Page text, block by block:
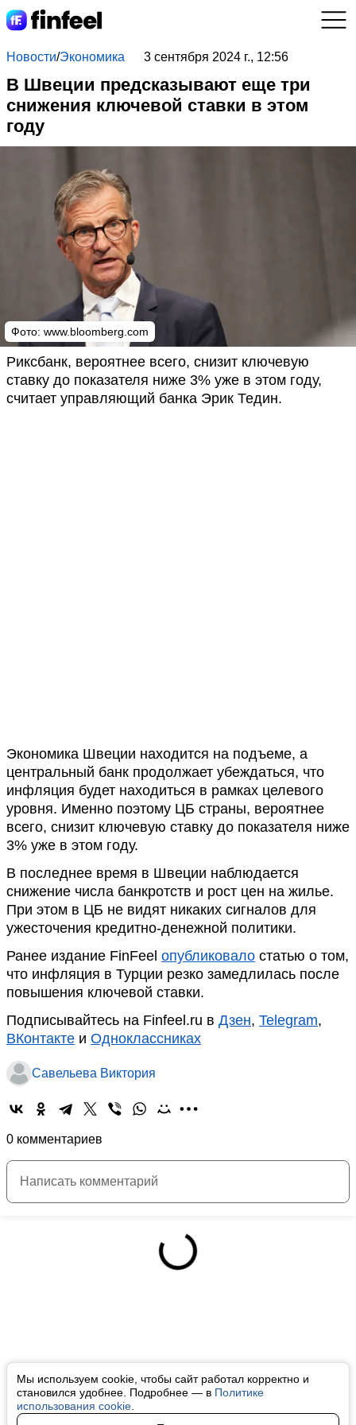
Мы используем cookie, чтобы сайт работал корректно и
становился удобнее. Подробнее — в Политике
использования cookie
Новости/Экономика 3 сентября 2024 г., 12:56
В Швеции предсказывают еще три
снижения ключевой ставки в этом
году
Фото: www.bloomberg.com
Риксбанк, вероятнее всего, снизит ключевую
ставку до показателя ниже 3% уже в этом году,
считает управляющий банка Эрик Тедин.
Экономика Швеции находится на подъеме, а
центральный банк продолжает убеждаться, что
инфляция будет находиться в рамках целевого
уровня. Именно поэтому ЦБ страны, вероятнее
всего, снизит ключевую ставку до показателя ниже
3% уже в этом году.
В последнее время в Швеции наблюдается
снижение числа банкротств и рост цен на жилье.
При этом в ЦБ не видят никаких сигналов для
ужесточения кредитно-денежной политики.
Ранее издание FinFeel опубликовало статью о том,
что инфляция в Турции резко замедлилась после
повышения ключевой ставки.
Подписывайтесь на Finfeel.ru в Дзен, Telegram,
ВКонтакте и Одноклассниках
Савельева Виктория
0 комментариев